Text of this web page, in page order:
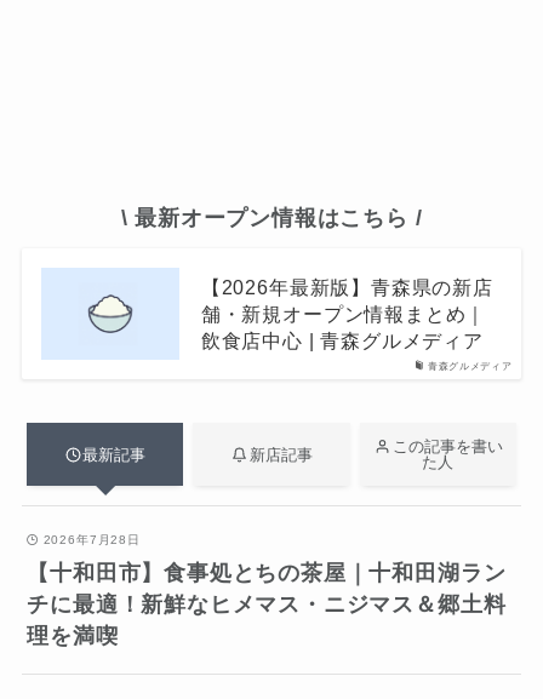
\ 最新オープン情報はこちら /
青森グルメディア
【2026年最新版】青森県の新店
舗・新規オープン情報まとめ｜
飲食店中心 | 青森グルメディア
最新記事 新店記事
この記事を書い
た人
2026年7月28日
【十和田市】食事処とちの茶屋｜十和田湖ラン
チに最適！新鮮なヒメマス・ニジマス＆郷土料
理を満喫